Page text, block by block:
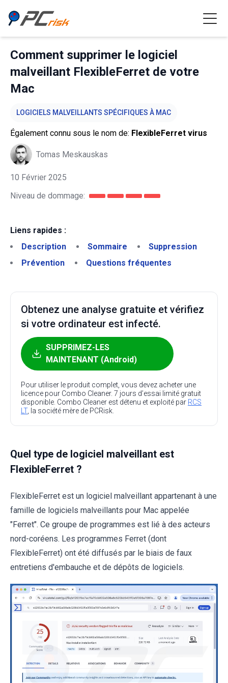
Comment supprimer le logiciel
malveillant FlexibleFerret de votre
Mac
LOGICIELS MALVEILLANTS SPÉCIFIQUES À MAC
Également connu sous le nom de: FlexibleFerret virus
Tomas Meskauskas
10 Février 2025
Niveau de dommage:
Liens rapides :
Description
Sommaire
Suppression
Prévention
Questions fréquentes
Obtenez une analyse gratuite et vérifiez
si votre ordinateur est infecté.
SUPPRIMEZ-LES
MAINTENANT (Android)
Pour utiliser le produit complet, vous devez acheter une
licence pour Combo Cleaner. 7 jours d’essai limité gratuit
disponible. Combo Cleaner est détenu et exploité par RCS
LT, la société mère de PCRisk.
Quel type de logiciel malveillant est
FlexibleFerret ?
FlexibleFerret est un logiciel malveillant appartenant à une
famille de logiciels malveillants pour Mac appelée
"Ferret". Ce groupe de programmes est lié à des acteurs
nord-coréens. Les programmes Ferret (dont
FlexibleFerret) ont été diffusés par le biais de faux
entretiens d'embauche et de dépôts de logiciels.